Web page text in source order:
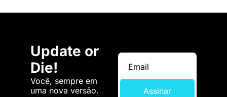
Update or
Die!
Você, sempre em
uma nova versão.
Assinar